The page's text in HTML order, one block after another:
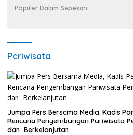
Populer Dalam Sepekan
Pariwisata
Jumpa Pers Bersama Media, Kadis
Rencana Pengembangan Pariwisata
dan Berkelanjutan